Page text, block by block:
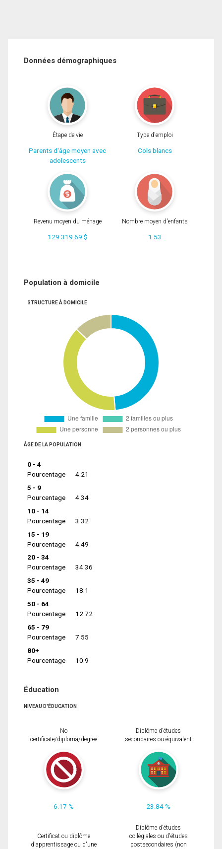
Données démographiques
Étape de vie
Parents d'âge moyen avec
adolescents
Type d'emploi
Cols blancs
Revenu moyen du ménage
129 319.69 $
Nombre moyen d'enfants
1.53
Population à domicile
STRUCTURE À DOMICILE
ÂGE DE LA POPULATION
0 - 4
Pourcentage
4.21
5 - 9
Pourcentage
4.34
10 - 14
Pourcentage
3.32
15 - 19
Pourcentage
4.49
20 - 34
Pourcentage
34.36
35 - 49
Pourcentage
18.1
50 - 64
Pourcentage
12.72
65 - 79
Pourcentage
7.55
80+
Pourcentage
10.9
Éducation
NIVEAU D'ÉDUCATION
No
certificate/diploma/degree
6.17 %
Diplôme d'études
secondaires ou équivalent
23.84 %
Certificat ou diplôme
d'apprentissage ou d'une
Diplôme d'études
collégiales ou d'études
postsecondaires (non